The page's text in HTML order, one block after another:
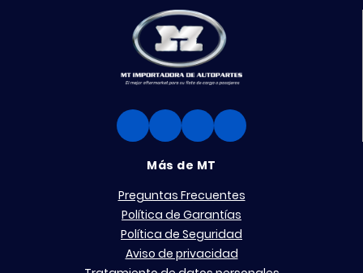
Más de MT
Preguntas Frecuentes
Política de Garantías
Política de Seguridad
Aviso de privacidad